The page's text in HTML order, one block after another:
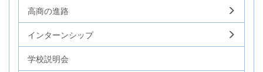
高商の進路
インターンシップ
学校説明会